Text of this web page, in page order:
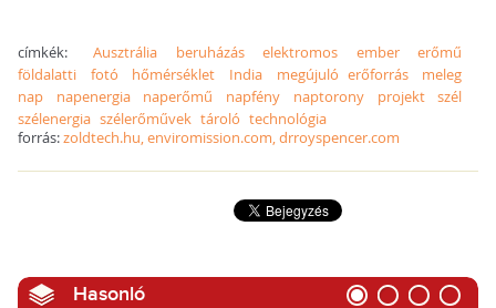
címkék: Ausztrália beruházás elektromos ember
erőmű
földalatti
fotó hőmérséklet India megújuló erőforrás
meleg
nap
napenergia naperőmű napfény naptorony projekt
szél
szélenergia szélerőművek tároló technológia
forrás:zoldtech.hu, enviromission.com, drroyspencer.com
Hasonló